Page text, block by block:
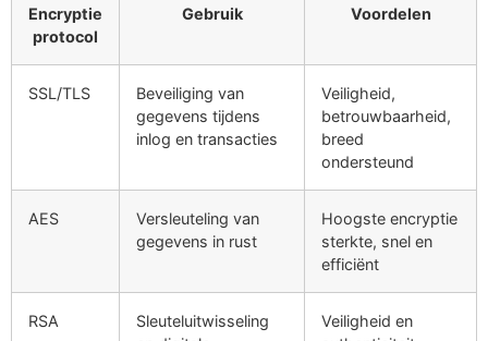
Encryptie
protocol
Gebruik Voordelen
SSL/TLS
Beveiliging van
gegevens tijdens
inlog en transacties
Veiligheid,
betrouwbaarheid,
breed
ondersteund
AES
Versleuteling van
gegevens in rust
Hoogste encryptie
sterkte, snel en
efficiënt
RSA
Sleuteluitwisseling
Veiligheid en